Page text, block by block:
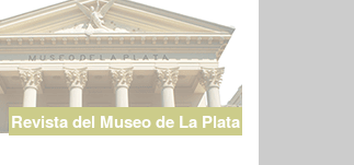
Revista del Museo de La Plata